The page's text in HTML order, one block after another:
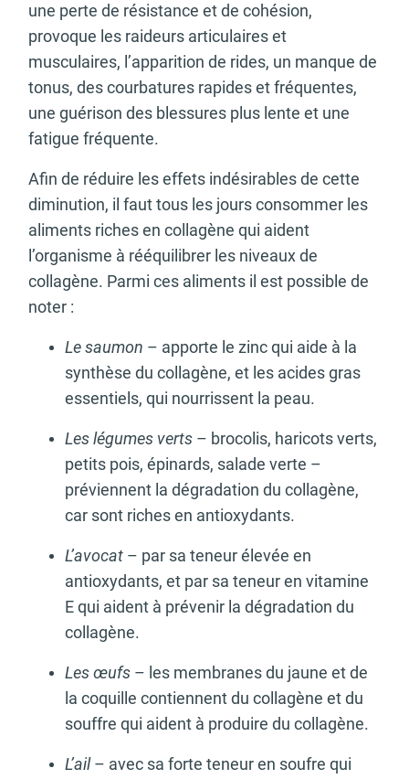
une perte de résistance et de cohésion,
provoque les raideurs articulaires et
musculaires, l’apparition de rides, un manque de
tonus, des courbatures rapides et fréquentes,
une guérison des blessures plus lente et une
fatigue fréquente.
Afin de réduire les effets indésirables de cette
diminution, il faut tous les jours consommer les
aliments riches en collagène qui aident
l’organisme à rééquilibrer les niveaux de
collagène. Parmi ces aliments il est possible de
noter :
Le saumon – apporte le zinc qui aide à la
synthèse du collagène, et les acides gras
essentiels, qui nourrissent la peau.
Les légumes verts – brocolis, haricots verts,
petits pois, épinards, salade verte –
préviennent la dégradation du collagène,
car sont riches en antioxydants.
L’avocat – par sa teneur élevée en
antioxydants, et par sa teneur en vitamine
E qui aident à prévenir la dégradation du
collagène.
Les œufs – les membranes du jaune et de
la coquille contiennent du collagène et du
souffre qui aident à produire du collagène.
L’ail– avec sa forte teneur en soufre qui